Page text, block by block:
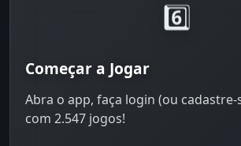
6️⃣
Começar a Jogar
Abra o app, faça login (ou cadastre-
com 2.547 jogos!